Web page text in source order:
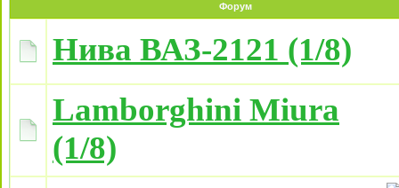
Форум
Нива ВАЗ-2121 (1/8)
Lamborghini Miura
(1/8)